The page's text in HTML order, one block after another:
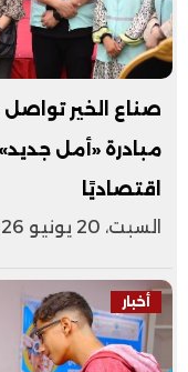
صناع الخير
مبادرة «أمل
اقتصاديًا
السبت، 20 يونيو 2026 06:21 م
أخبار